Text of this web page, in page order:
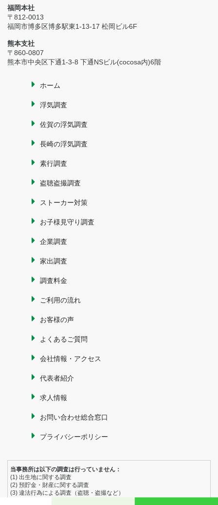
福岡本社
〒812-0013
福岡市博多区博多駅東1-13-17 松岡ビル6F
熊本支社
〒860-0807
熊本市中央区下通1-3-8 下通NSビル(cocosa内)6階
ホーム
浮気調査
佐賀の浮気調査
長崎の浮気調査
素行調査
盗聴盗撮調査
ストーカー対策
お子様見守り調査
企業調査
家出調査
調査料金
ご利用の流れ
お客様の声
よくあるご質問
会社情報・アクセス
代表者紹介
求人情報
お問い合わせ総合窓口
プライバシーポリシー
当事務所は以下の調査は行っていません：
(1) 出生地に関する調査
(2) 預貯金・財産に関する調査
(3) 違法行為による調査（盗聴・盗撮など）